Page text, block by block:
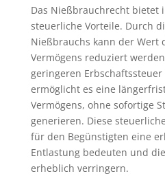
Das Nießbrauchrecht bietet
steuerliche Vorteile. Durch
Nießbrauchs kann der Wert
Vermögens reduziert
geringeren
ermöglicht es eine
Vermögens, ohne sofortige
generieren. Diese
für den Begünstigten eine
Entlastung bedeuten und
erheblich verringern.